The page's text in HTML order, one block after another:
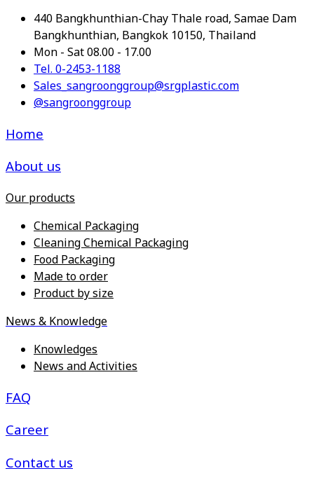
440 Bangkhunthian-Chay Thale road, Samae Dam
Bangkhunthian, Bangkok 10150, Thailand
Mon - Sat 08.00 - 17.00
Tel. 0-2453-1188
Sales_sangroonggroup@srgplastic.com
@sangroonggroup
Home
About us
Our products
Chemical Packaging
Cleaning Chemical Packaging
Food Packaging
Made to order
Product by size
News & Knowledge
Knowledges
News and Activities
FAQ
Career
Contact us